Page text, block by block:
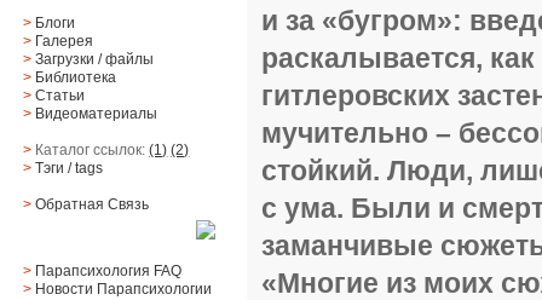
> Блоги
> Галерея
> Загрузки/файлы
> Библиотека
> Статьи
> Видеоматериалы
> Каталог ссылок:(1) (2)
> Тэги/ tags
> Обратная Cвязь
> Парапсихология FAQ
> Новости Парапсихологии
и за «бугром»:
раскалывается,
гитлеровских
мучительно –
стойкий. Люди,
с ума. Были и
заманчивые
«Многие из моих